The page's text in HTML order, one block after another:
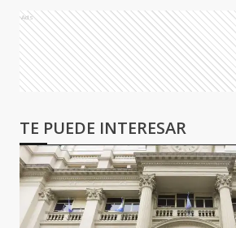
Ads
TE PUEDE INTERESAR